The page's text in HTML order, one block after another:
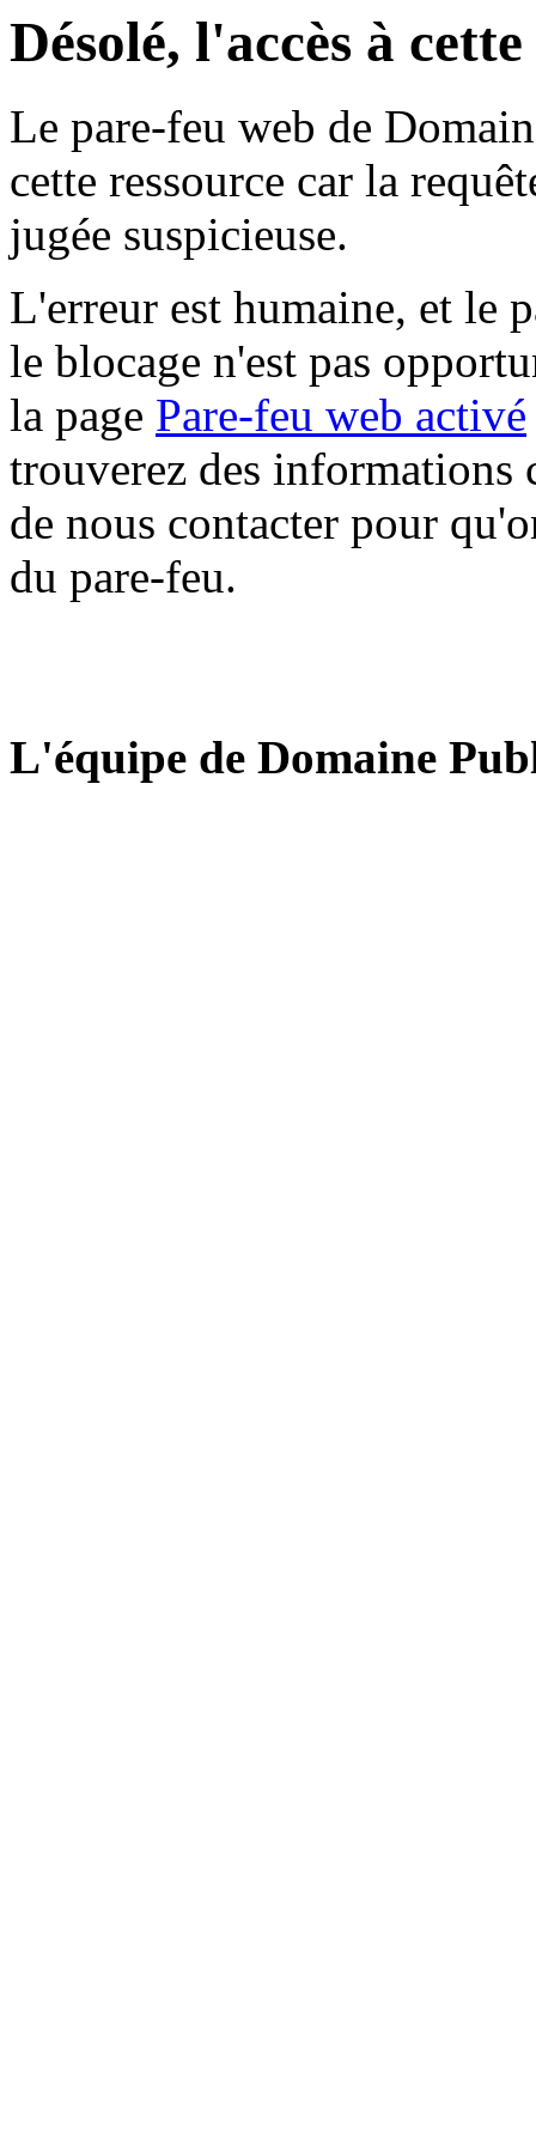
Désolé, l'accès à
Le pare-feu web de
cette ressource car la
jugée suspicieuse.
L'erreur est humaine, et le
le blocage n'est pas
la page Pare-feu web activé
trouverez des informations
de nous contacter pour
du pare-feu.
L'équipe de Domaine